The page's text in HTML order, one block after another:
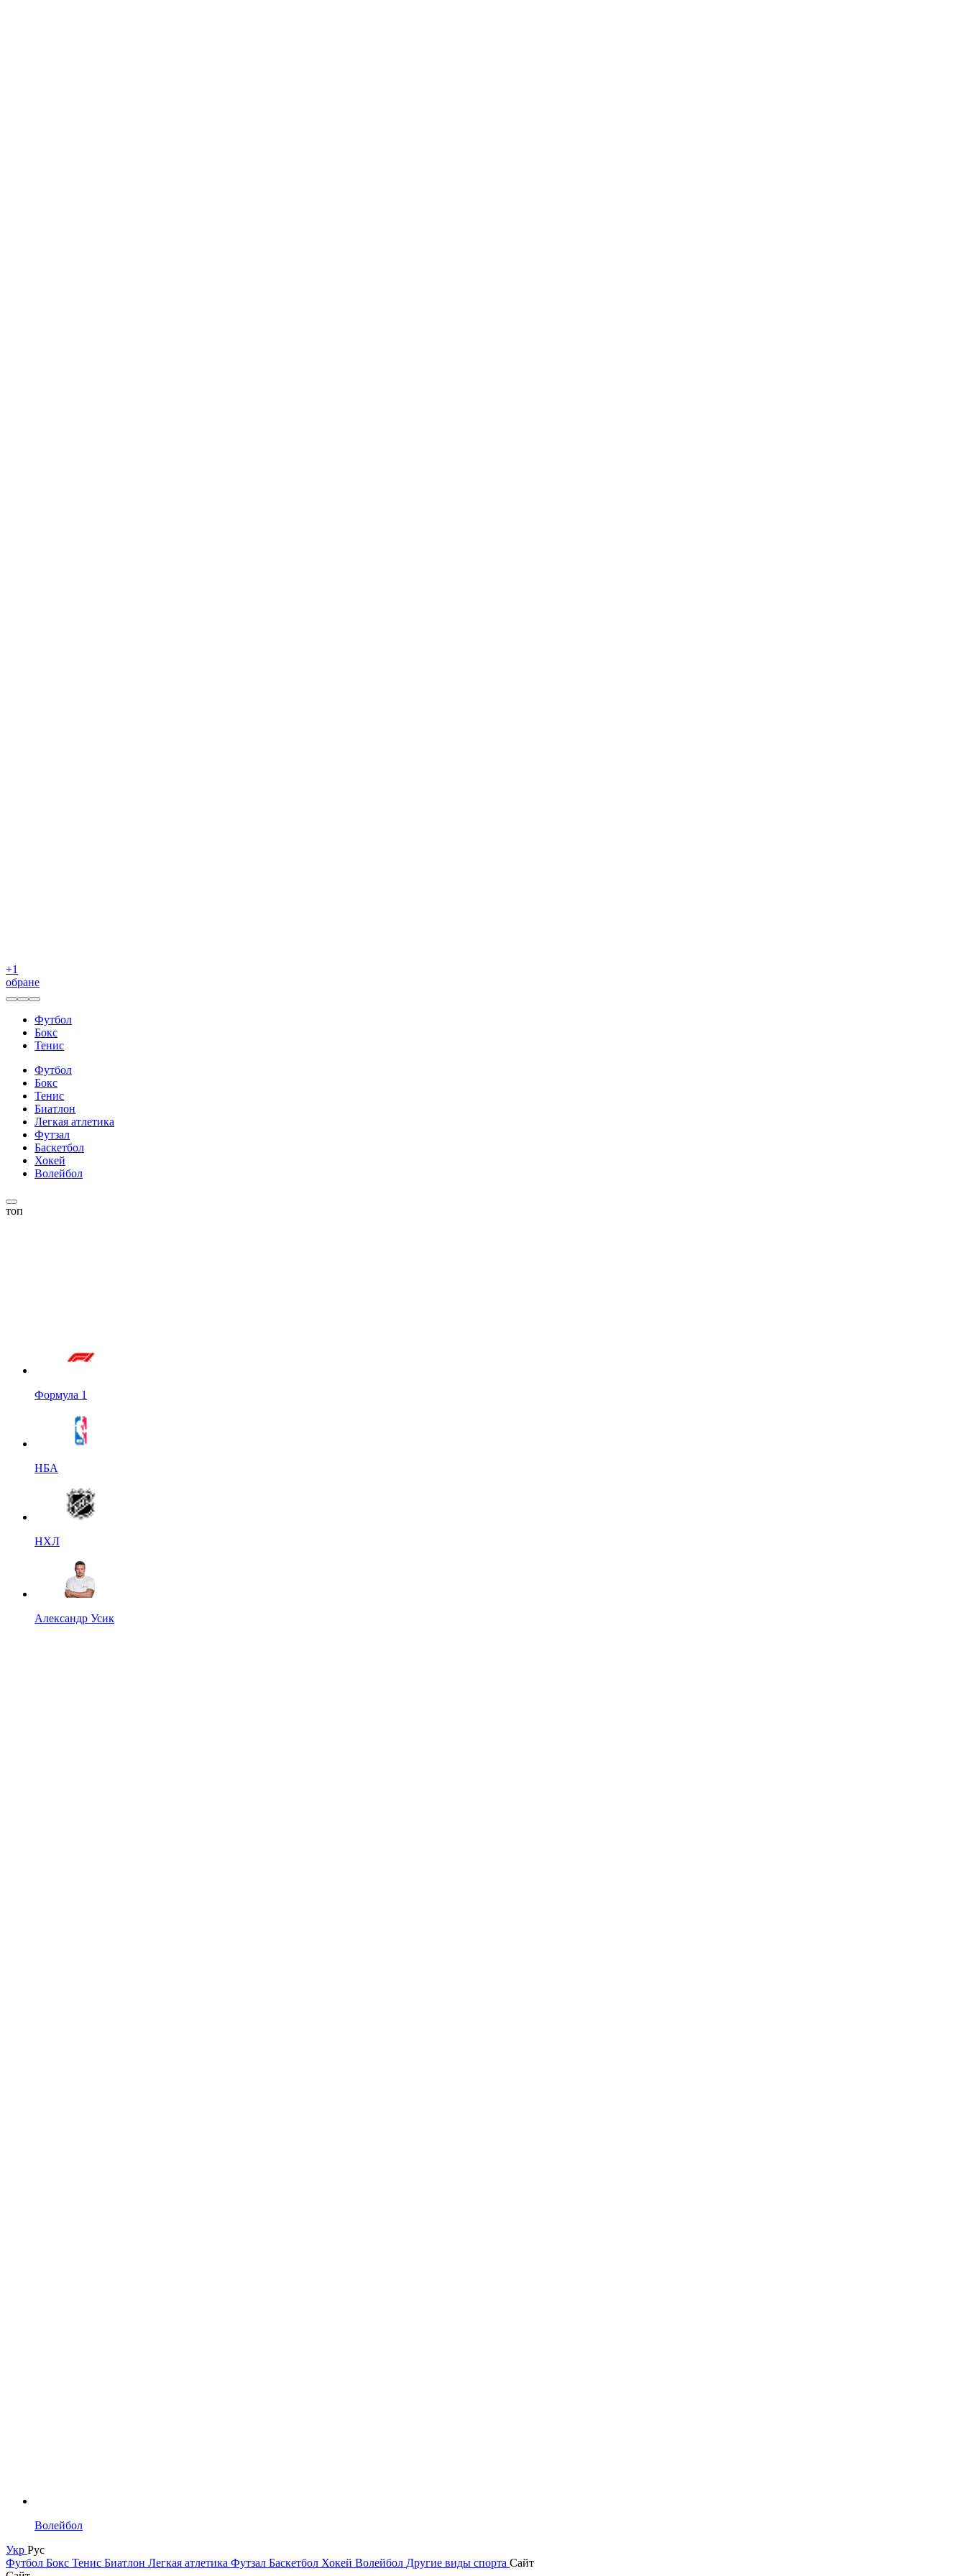
+1
обране
Футбол
Бокс
Тенис
Футбол
Бокс
Тенис
Биатлон
Легкая атлетика
Футзал
Баскетбол
Хокей
Волейбол
топ
Формула 1
НБА
НХЛ
Александр Усик
Волейбол
Укр Рус
Футбол Бокс Тенис Биатлон Легкая атлетика Футзал Баскетбол Хокей Волейбол Другие виды спорта Сайт